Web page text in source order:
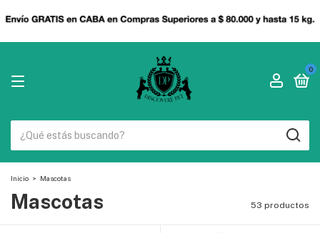
0
Inicio > Mascotas
Mascotas 53 productos